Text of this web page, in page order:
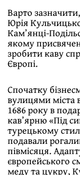
Варто
Юрія
Кам’янці-
якому
зробити каву
Європі.
Спочатку
вулицями міста
1686 року в
кав’ярню «Під
турецькому
подавали
півмісяця.
європейського
меду та цукру,